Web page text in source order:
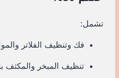
تشمل:
فك وتنظيف الفلاتر
تنظيف المبخر والمكثف